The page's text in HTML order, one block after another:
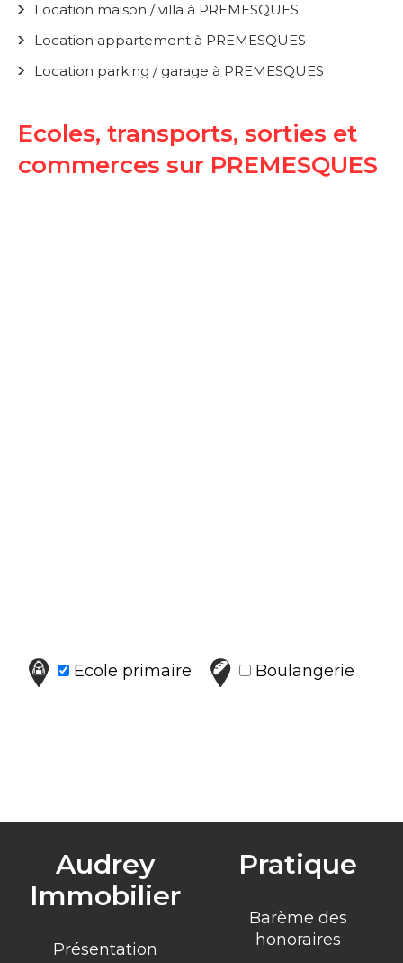
Location maison / villa à PREMESQUES
Location appartement à PREMESQUES
Location parking / garage à PREMESQUES
Ecoles, transports, sorties et
commerces sur PREMESQUES
Ecole primaire Boulangerie
Audrey
Immobilier
Présentation
Pratique
Barème des
honoraires